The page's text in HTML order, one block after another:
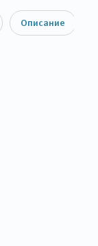
Описание